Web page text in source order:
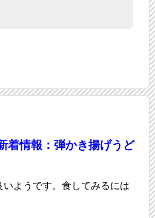
着情報：弾かき揚げうど
ようです。食してみるには